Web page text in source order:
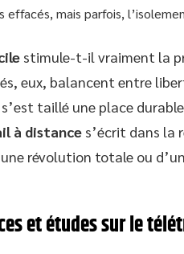
mais parfois,
stimule-t-il vraiment la
eux, balancent entre
s’est taillé une place
à distance s’écrit dans la
révolution totale ou
et études sur le